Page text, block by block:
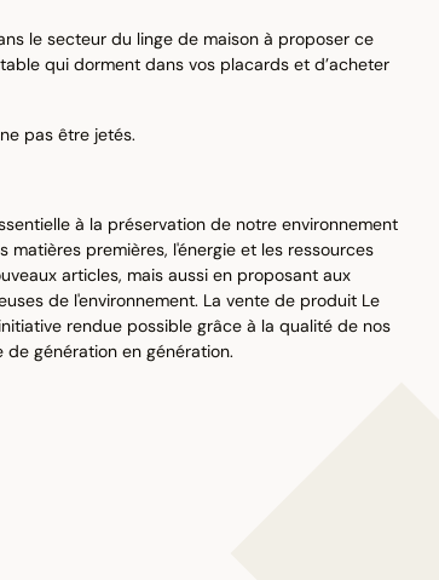
le secteur du linge de maison à proposer ce
qui dorment dans vos placards et d’acheter
pas être jetés.
à la préservation de notre environnement
premières, l'énergie et les ressources
articles, mais aussi en proposant aux
de l'environnement. La vente de produit Le
rendue possible grâce à la qualité de nos
génération en génération.